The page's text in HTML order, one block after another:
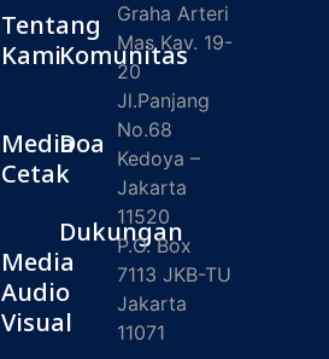
Tentang
Kami
Media
Cetak
Media
Audio
Visual
Komunitas
Doa
Dukungan
Graha Arteri
Mas Kav. 19-
20
Jl.Panjang
No.68
Kedoya –
Jakarta
11520
P.O. Box
7113 JKB-TU
Jakarta
11071